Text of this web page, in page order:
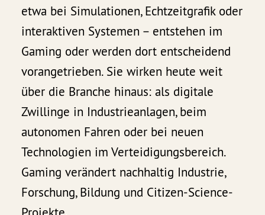
etwa bei Simulationen, Echtzeitgrafik oder
interaktiven Systemen – entstehen im
Gaming oder werden dort entscheidend
vorangetrieben. Sie wirken heute weit
über die Branche hinaus: als digitale
Zwillinge in Industrieanlagen, beim
autonomen Fahren oder bei neuen
Technologien im Verteidigungsbereich.
Gaming verändert nachhaltig Industrie,
Forschung, Bildung und Citizen-Science-